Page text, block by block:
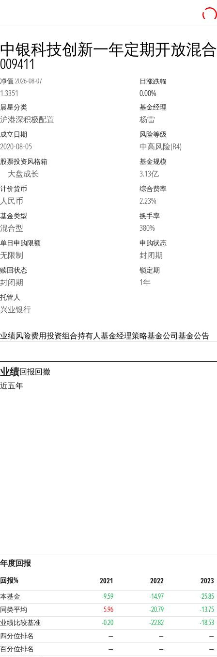
中银科技创新一年定期开放混合
009411
净值 2026-08-07
1.3351
日涨跌幅
0.00%
晨星分类
沪港深积极配置
基金经理
杨雷
成立日期
2020-08-05
风险等级
中高风险(R4)
股票投资风格箱
大盘成长
基金规模
3.13亿
计价货币
人民币
综合费率
2.23%
基金类型
混合型
换手率
380%
单日申购限额
无限制
申购状态
封闭期
赎回状态
封闭期
锁定期
1年
托管人
兴业银行
业绩风险费用投资组合持有人基金经理策略基金公司基金公告
业绩回报回撤
近五年
年度回报
回报% 2021 2022
2023
本基金
-9.59 -14.97
-25.85
同类平均
5.96 -20.79
-13.75
业绩比较基准
-0.20 -22.82
-18.53
四分位排名
— —
—
百分位排名
— —
—